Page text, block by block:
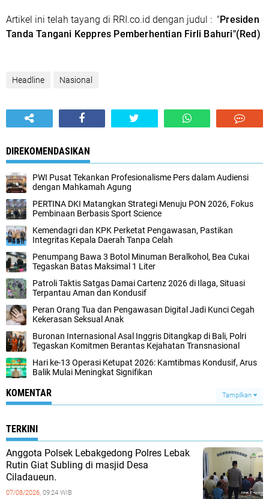
Artikel ini telah tayang di RRI.co.id dengan judul : " Presiden
Tanda Tangani Keppres Pemberhentian Firli Bahuri"(Red)
Headline Nasional
DIREKOMENDASIKAN
PWI Pusat Tekankan Profesionalisme Pers dalam Audiensi
dengan Mahkamah Agung
PERTINA DKI Matangkan Strategi Menuju PON 2026, Fokus
Pembinaan Berbasis Sport Science‎
Kemendagri dan KPK Perketat Pengawasan, Pastikan
Integritas Kepala Daerah Tanpa Celah
‎Penumpang Bawa 3 Botol Minuman Beralkohol, Bea Cukai
Tegaskan Batas Maksimal 1 Liter
‎Patroli Taktis Satgas Damai Cartenz 2026 di Ilaga, Situasi
Terpantau Aman dan Kondusif
Peran Orang Tua dan Pengawasan Digital Jadi Kunci Cegah
Kekerasan Seksual Anak
‎Buronan Internasional Asal Inggris Ditangkap di Bali, Polri
Tegaskan Komitmen Berantas Kejahatan Transnasional
‎Hari ke-13 Operasi Ketupat 2026: Kamtibmas Kondusif, Arus
Balik Mulai Meningkat Signifikan
KOMENTAR Tampilkan
TERKINI
Anggota Polsek Lebakgedong Polres Lebak
Rutin Giat Subling di masjid Desa
Ciladaueun.
07/08/2026, 09:24 WIB